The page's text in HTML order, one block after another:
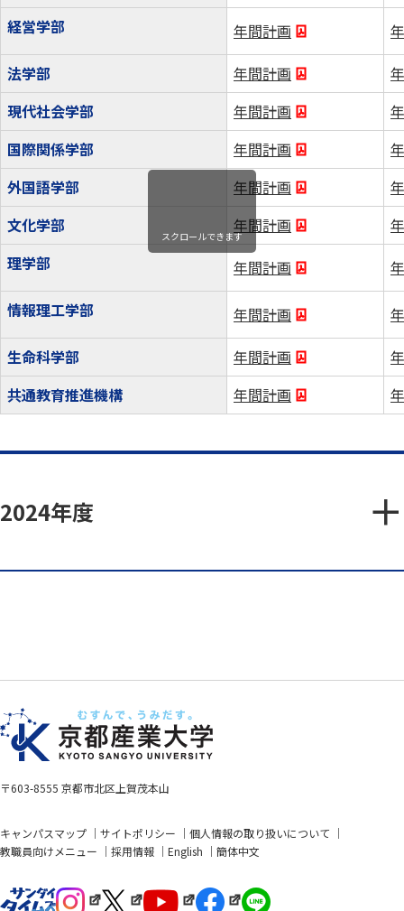
経営学部
年間計画
法学部
年間計画
現代社会学部
年間計画
国際関係学部
年間計画
外国語学部
年間計画
文化学部
年間計画
理学部
年間計画
情報理工学部
年間計画
生命科学部
年間計画
共通教育推進機構
年間計画
スクロールできます
2024年度
〒603-8555 京都市北区上賀茂本山
キャンパスマップ サイトポリシー
個人情報の取り扱いについて
教職員向けメニュー
採用情報 English 簡体中文